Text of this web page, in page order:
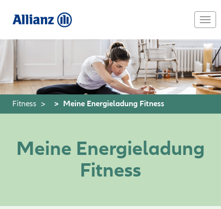
content
Fitness Meine Energieladung Fitness
Meine Energieladung
Fitness